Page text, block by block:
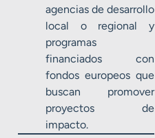
agencias de desarrollo
local o regional y
programas
financiados con
fondos europeos que
buscan promover
proyectos de
impacto.